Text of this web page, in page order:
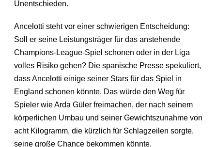
Unentschieden.
Ancelotti steht vor einer schwierigen Entscheidung:
Soll er seine Leistungsträger für das anstehende
Champions-League-Spiel schonen oder in der Liga
volles Risiko gehen? Die spanische Presse spekuliert,
dass Ancelotti einige seiner Stars für das Spiel in
England schonen könnte. Das würde den Weg für
Spieler wie Arda Güler freimachen, der nach seinem
körperlichen Umbau und seiner Gewichtszunahme von
acht Kilogramm, die kürzlich für Schlagzeilen sorgte,
seine große Chance bekommen könnte.